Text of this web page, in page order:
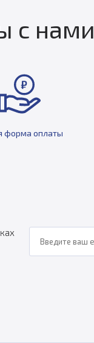
с нами
форма оплаты